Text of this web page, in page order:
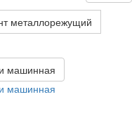
металлорежущий
машинная
машинная